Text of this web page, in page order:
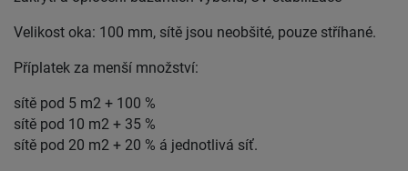
Velikost oka: 100 mm, sítě jsou neobšité, pouze stříhané.
Příplatek za menší množství:
sítě pod 5 m2 + 100 %
sítě pod 10 m2 + 35 %
sítě pod 20 m2 + 20 % á jednotlivá síť.